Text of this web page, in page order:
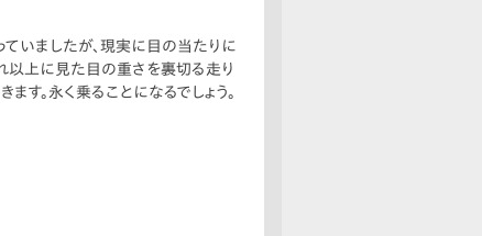
いましたが、現実に目の当たりに
以上に見た目の重さを裏切る走り
す。永く乗ることになるでしょう。